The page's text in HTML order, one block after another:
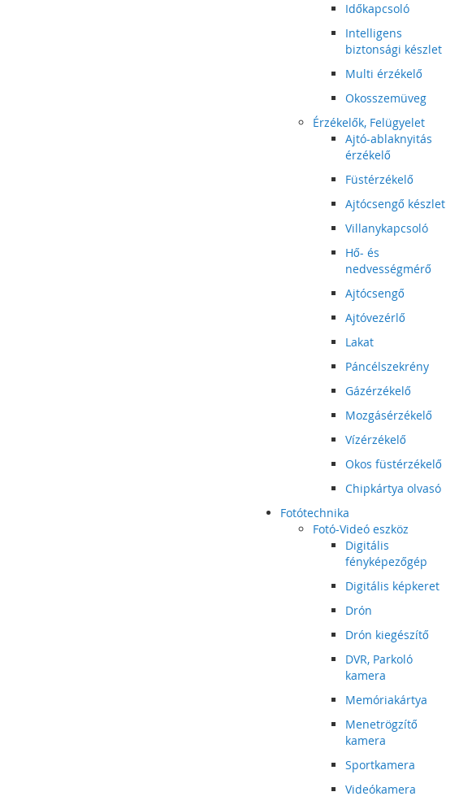
Időkapcsoló
Intelligens
biztonsági készlet
Multi érzékelő
Okosszemüveg
Érzékelők, Felügyelet
Ajtó-ablaknyitás
érzékelő
Füstérzékelő
Ajtócsengő készlet
Villanykapcsoló
Hő- és
nedvességmérő
Ajtócsengő
Ajtóvezérlő
Lakat
Páncélszekrény
Gázérzékelő
Mozgásérzékelő
Vízérzékelő
Okos füstérzékelő
Chipkártya olvasó
Fotótechnika
Fotó-Videó eszköz
Digitális
fényképezőgép
Digitális képkeret
Drón
Drón kiegészítő
DVR, Parkoló
kamera
Memóriakártya
Menetrögzítő
kamera
Sportkamera
Videókamera